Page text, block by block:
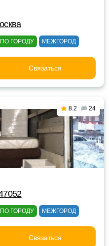
ПО ГОРОДУ МЕЖГОРОД
Связаться
8.2 24
ПО ГОРОДУ МЕЖГОРОД
Связаться